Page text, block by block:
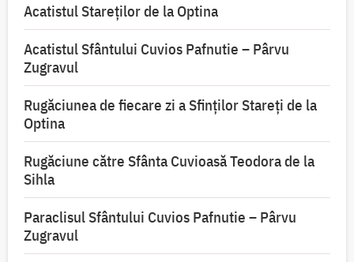
Acatistul Stareţilor de la Optina
Acatistul Sfântului Cuvios Pafnutie – Pârvu
Zugravul
Rugăciunea de fiecare zi a Sfinților Stareți de la
Optina
Rugăciune către Sfânta Cuvioasă Teodora de la
Sihla
Paraclisul Sfântului Cuvios Pafnutie – Pârvu
Zugravul